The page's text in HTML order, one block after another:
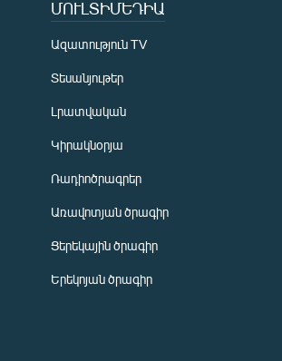
ՄՈՒԼՏԻՄԵԴԻԱ
Ազատություն TV
Տեսանյութեր
Լրատվական
Կիրակնօրյա
Ռադիոծրագրեր
Առավոտյան ծրագիր
Ցերեկային ծրագիր
Երեկոյան ծրագիր